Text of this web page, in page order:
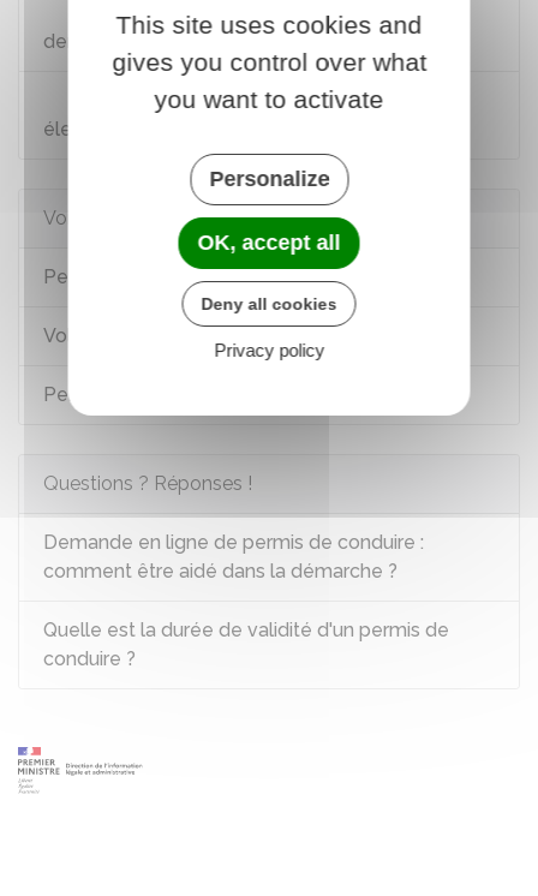
Acheter en ligne un timbre fiscal pour une
demande de permis de conduire
Demander le remboursement d'un timbre
électronique
Voir aussi
Permis de conduire
Vol du permis de conduire
Perte du permis de conduire français
Questions ? Réponses !
Demande en ligne de permis de conduire :
comment être aidé dans la démarche ?
Quelle est la durée de validité d'un permis de
conduire ?
This site uses cookies and
gives you control over what
you want to activate
Personalize
OK, accept all
Deny all cookies
Privacy policy